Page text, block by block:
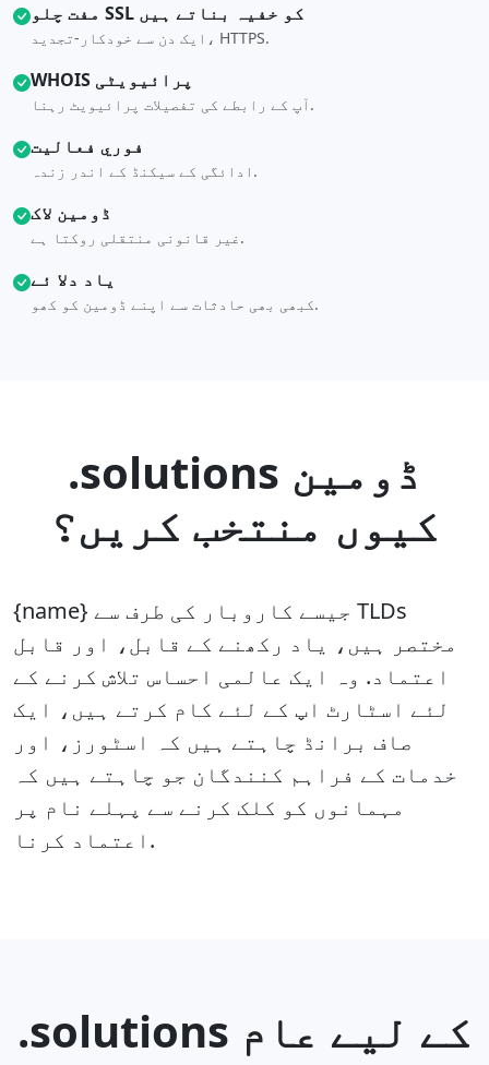
مفت چلو SSL کو خفیہ بناتے ہیں
ایک دن سے خودکار-تجدید، HTTPS.
WHOIS پرائیویٹی
آپ کے رابطے کی تفصیلات پرائیویٹ رہنا.
فوري فعاليت
ادائگی کے سیکنڈ کے اندر زندہ.
ڈومین لاک
غیر قانونی منتقلی روکتا ہے.
یاد دلا ئے
کبھی بھی حادثات سے اپنے ڈومین کو کھو.
.solutions ڈومین
کیوں منتخب کریں؟
{name} جیسے کاروبار کی طرف سے TLDs
مختصر ہیں، یاد رکھنے کے قابل، اور قابل
اعتماد. وہ ایک عالمی احساس تلاش کرنے کے
لئے اسٹارٹ اپ کے لئے کام کرتے ہیں، ایک
صاف برانڈ چاہتے ہیں کہ اسٹورز، اور
خدمات کے فراہم کنندگان جو چاہتے ہیں کہ
مہمانوں کو کلک کرنے سے پہلے نام پر
اعتماد کرنا.
.solutions کے ليے عام